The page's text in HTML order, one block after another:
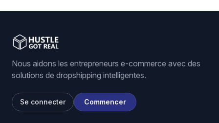
Nous aidons les entrepreneurs e-commerce avec des
solutions de dropshipping intelligentes.
Se connecter Commencer